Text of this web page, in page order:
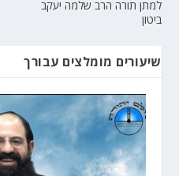
למתן תורה הרב שלמה יעקב
ביטון
שיעורים מומלצים עבורך